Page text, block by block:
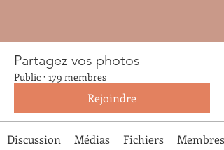
Partagez vos photos
Public · 179 membres
Rejoindre
Discussion Médias Fichiers Membres